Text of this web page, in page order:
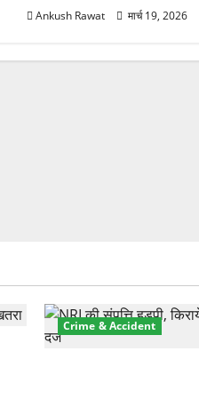
Ankush Rawat मार्च 19, 2026
Crime & Accident